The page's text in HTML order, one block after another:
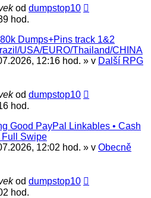
od dumpstop10
hod.
Dumps+Pins track 1&2
USA/EURO/Thailand/CHINA
12:16 hod. » v Další RPG
od dumpstop10
hod.
Good PayPal Linkables • Cash
Full Swipe
12:02 hod. » v Obecně
od dumpstop10
hod.